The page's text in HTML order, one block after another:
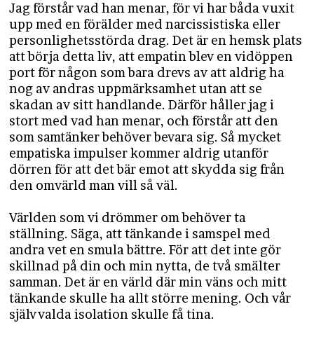
Jag förstår vad han menar, för vi har båda vuxit
upp med en förälder med narcissistiska eller
personlighetsstörda drag. Det är en hemsk plats
att börja detta liv, att empatin blev en vidöppen
port för någon som bara drevs av att aldrig ha
nog av andras uppmärksamhet utan att se
skadan av sitt handlande. Därför håller jag i
stort med vad han menar, och förstår att den
som samtänker behöver bevara sig. Så mycket
empatiska impulser kommer aldrig utanför
dörren för att det bär emot att skydda sig från
den omvärld man vill så väl.
Världen som vi drömmer om behöver ta
ställning. Säga, att tänkande i samspel med
andra vet en smula bättre. För att det inte gör
skillnad på din och min nytta, de två smälter
samman. Det är en värld där min väns och mitt
tänkande skulle ha allt större mening. Och vår
självvalda isolation skulle få tina.